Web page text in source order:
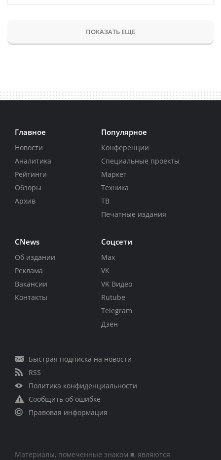
ПОКАЗАТЬ ЕЩЕ
Главное
Новости
Аналитика
Рейтинги
Обзоры
Архив
Популярное
Конференции
Специальные проекты
Маркет
Техника
ТВ
Печатные издания
CNews
Об издании
Реклама
Вакансии
Контакты
Соцсети
Max
VK
VK Видео
Rutube
Telegram
Дзен
Быстрая подписка на новости
RSS
Политика конфиденциальности
Сообщить об ошибке
Правовая информация
Материалы, помеченные знаком ■, являются